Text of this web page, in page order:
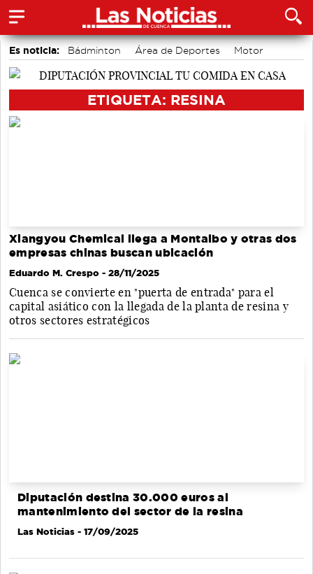
Es noticia: Bádminton Área de Deportes
Motor
accidentes laborales
ETIQUETA: RESINA
Xiangyou Chemical llega a Montalbo y otras dos
empresas chinas buscan ubicación
Eduardo M. Crespo - 28/11/2025
Cuenca se convierte en "puerta de entrada" para el
capital asiático con la llegada de la planta de resina y
otros sectores estratégicos
Diputación destina 30.000 euros al
mantenimiento del sector de la resina
Las Noticias - 17/09/2025